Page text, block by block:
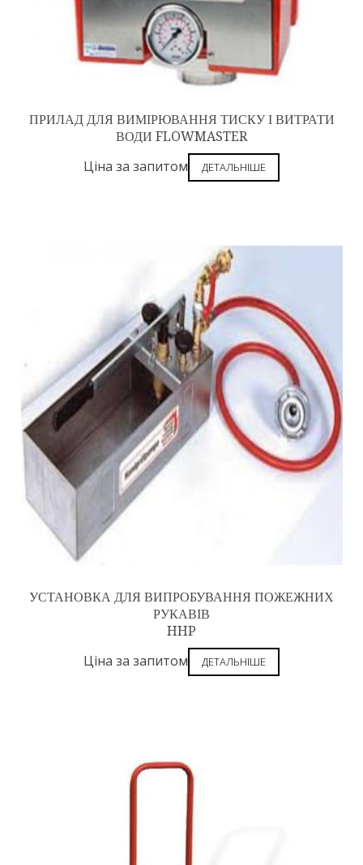
ПРИЛАД ДЛЯ ВИМІРЮВАННЯ ТИСКУ І ВИТРАТИ
ВОДИ FLOWMASTER
Ціна за запитом ДЕТАЛЬНІШЕ
УСТАНОВКА ДЛЯ ВИПРОБУВАННЯ ПОЖЕЖНИХ
РУКАВІВ
HHP
Ціна за запитом ДЕТАЛЬНІШЕ